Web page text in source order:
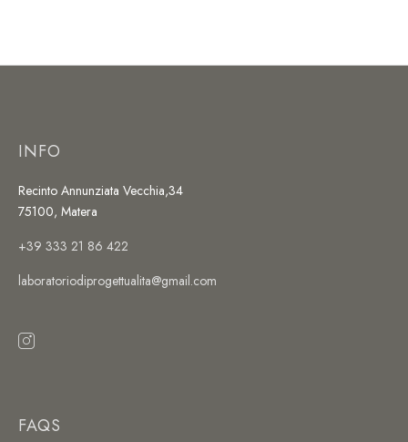
INFO
Recinto Annunziata Vecchia,34
75100, Matera
+39 333 21 86 422
laboratoriodiprogettualita@gmail.com
FAQS